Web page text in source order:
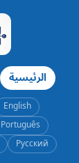
الرئيسية
English
Português
Русский